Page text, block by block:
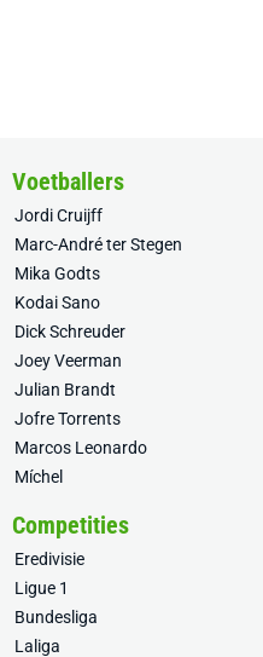
Voetballers
Jordi Cruijff
Marc-André ter Stegen
Mika Godts
Kodai Sano
Dick Schreuder
Joey Veerman
Julian Brandt
Jofre Torrents
Marcos Leonardo
Míchel
Competities
Eredivisie
Ligue 1
Bundesliga
Laliga